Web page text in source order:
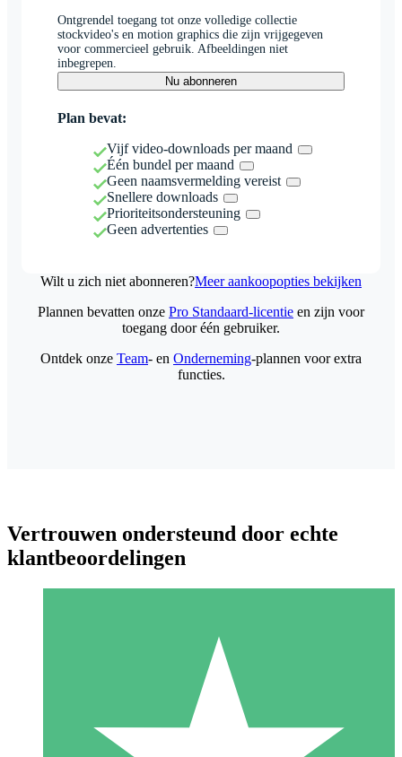
Ontgrendel toegang tot onze volledige collectie
stockvideo's en motion graphics die zijn vrijgegeven
voor commercieel gebruik. Afbeeldingen niet
inbegrepen.
Nu abonneren
Plan bevat:
Vijf video-downloads per maand
Één bundel per maand
Geen naamsvermelding vereist
Snellere downloads
Prioriteitsondersteuning
Geen advertenties
Wilt u zich niet abonneren?Meer aankoopopties bekijken
Individuele Creditpakketten
Betaal per gebruik met downloadtegoeden. Geen maandelijkse
Plannen bevatten onze Pro Standaard-licentie en zijn voor
toegang door één gebruiker.
Ontdek onze Team- en Onderneming-plannen voor extra
functies.
Vertrouwen ondersteund door echte
klantbeoordelingen